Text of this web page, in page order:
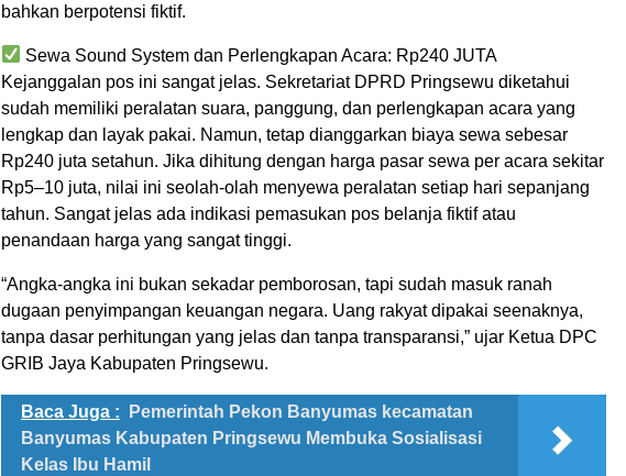
bahkan berpotensi fiktif.
Sewa Sound System dan Perlengkapan Acara: Rp240 JUTA
Kejanggalan pos ini sangat jelas. Sekretariat DPRD Pringsewu diketahui
sudah memiliki peralatan suara, panggung, dan perlengkapan acara yang
lengkap dan layak pakai. Namun, tetap dianggarkan biaya sewa sebesar
Rp240 juta setahun. Jika dihitung dengan harga pasar sewa per acara sekitar
Rp5–10 juta, nilai ini seolah-olah menyewa peralatan setiap hari sepanjang
tahun. Sangat jelas ada indikasi pemasukan pos belanja fiktif atau
penandaan harga yang sangat tinggi.
“Angka-angka ini bukan sekadar pemborosan, tapi sudah masuk ranah
dugaan penyimpangan keuangan negara. Uang rakyat dipakai seenaknya,
tanpa dasar perhitungan yang jelas dan tanpa transparansi,” ujar Ketua DPC
GRIB Jaya Kabupaten Pringsewu.
Baca Juga :
Pemerintah Pekon Banyumas kecamatan
Banyumas Kabupaten Pringsewu Membuka Sosialisasi
Kelas Ibu Hamil